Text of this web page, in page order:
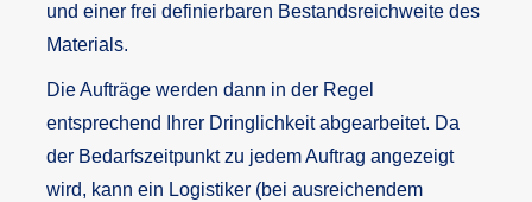
und einer frei definierbaren Bestandsreichweite des
Materials.
Die Aufträge werden dann in der Regel
entsprechend Ihrer Dringlichkeit abgearbeitet. Da
der Bedarfszeitpunkt zu jedem Auftrag angezeigt
wird, kann ein Logistiker (bei ausreichendem